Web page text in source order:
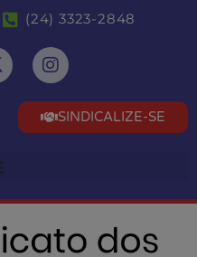
(24) 3323-2848
SINDICALIZE-SE